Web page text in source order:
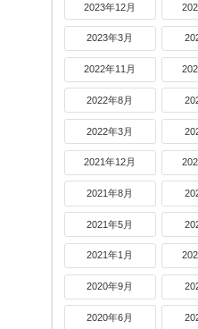
2023年12月
2023年3月
2022年11月
2022年8月
2022年3月
2021年12月
2021年8月
2021年5月
2021年1月
2020年9月
2020年6月